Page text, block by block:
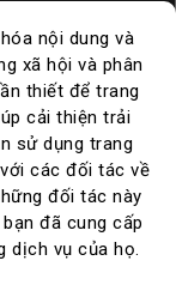
nội dung và
xã hội và phân
thiết để trang
cải thiện trải
sử dụng trang
các đối tác về
đối tác này
đã cung cấp
dịch vụ của họ.
Tìm
kiếm